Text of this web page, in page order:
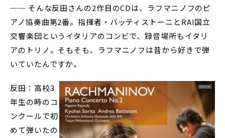
── そんな反田さんの2作目のCDは、ラフマニノフのピ
アノ協奏曲第2番。指揮者・バッティストーニとRAI国立
交響楽団というイタリアのコンビで、録音場所もイタリ
アのトリノ。そもそも、ラフマニノフは昔から好きで弾
いていたんですか。
反田：高校3
年生の時のコ
ンクールで初
めて弾いたの